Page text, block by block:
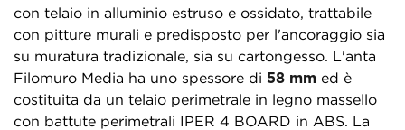
con telaio in alluminio estruso e ossidato, trattabile
con pitture murali e predisposto per l'ancoraggio sia
su muratura tradizionale, sia su cartongesso. L'anta
Filomuro Media ha uno spessore di 58 mm ed è
costituita da un telaio perimetrale in legno massello
con battute perimetrali IPER 4 BOARD in ABS. La